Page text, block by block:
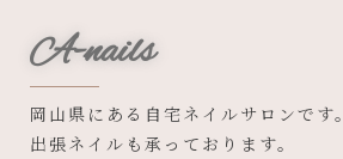
A-nails
岡山県にある自宅ネイルサロンです。
出張ネイルも承っております。